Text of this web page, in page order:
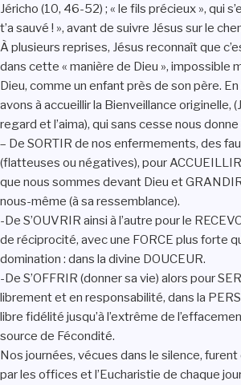
Jéricho (10, 46-52) ; « le fils précieux », qui
t’a sauvé ! », avant de suivre Jésus sur le
À plusieurs reprises, Jésus reconnaît que
dans cette « manière de Dieu », impossible
Dieu, comme un enfant près de son père.
avons à accueillir la Bienveillance originelle,
regard et l’aima), qui sans cesse nous donne
– De SORTIR de nos enfermements, des
(flatteuses ou négatives), pour
que nous sommes devant Dieu et
nous-même (à sa ressemblance).
-De S’OUVRIR ainsi à l’autre pour le
de réciprocité, avec une FORCE plus forte
domination : dans la divine DOUCEUR.
-De S’OFFRIR (donner sa vie) alors pour
librement et en responsabilité, dans la
libre fidélité jusqu’à l’extrême de
source de Fécondité.
Nos journées, vécues dans le silence,
par les offices et l’Eucharistie de chaque